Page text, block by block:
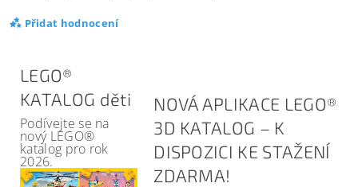
Přidat hodnocení
LEGO®
KATALOG děti
Podívejte se na
nový LEGO®
katalog pro rok
2026.
NOVÁ APLIKACE LEGO®
3D KATALOG – K
DISPOZICI KE STAŽENÍ
ZDARMA!